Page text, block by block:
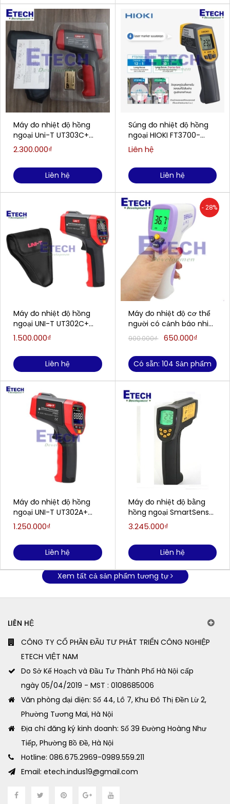
Máy đo nhiệt độ hồng
ngoại Uni-T UT303C+
(1300°C/30:1)
2.300.000₫
Liên hệ
Máy đo nhiệt độ hồng
ngoại UNI-T UT302C+
(-32~1100°C)
1.500.000₫
Liên hệ
Máy đo nhiệt độ hồng
ngoại UNI-T UT302A+
(-32~700°C)
1.250.000₫
Liên hệ
Súng đo nhiệt độ hồng
ngoại HIOKI FT3700-
20(-60°C -550°C )
Liên hệ
Liên hệ
- 28%
Máy đo nhiệt độ cơ thể
người có cảnh báo nhiệt
độ cao HT-860D (36 ~
100ºC(vật))
900.000₫ 650.000₫
Có sẵn: 104 Sản phẩm
Máy đo nhiệt độ bằng
hồng ngoại SmartSensor
AR862D+
3.245.000₫
Liên hệ
Xem tất cả sản phẩm tương tự
LIÊN HỆ
CÔNG TY CỔ PHẦN ĐẦU TƯ PHÁT TRIỂN CÔNG NGHIỆP
ETECH VIỆT NAM
Do Sở Kế Hoạch và Đầu Tư Thành Phố Hà Nội cấp
ngày 05/04/2019 - MST : 0108685006
Văn phòng đại diện: Số 44, Lô 7, Khu Đô Thị Đền Lừ 2,
Phường Tương Mai, Hà Nội
Địa chỉ đăng ký kinh doanh: Số 39 Đường Hoàng Như
Tiếp, Phường Bồ Đề, Hà Nội
Hotline: 086.675.2969-0989.559.211
Email: etech.indus19@gmail.com